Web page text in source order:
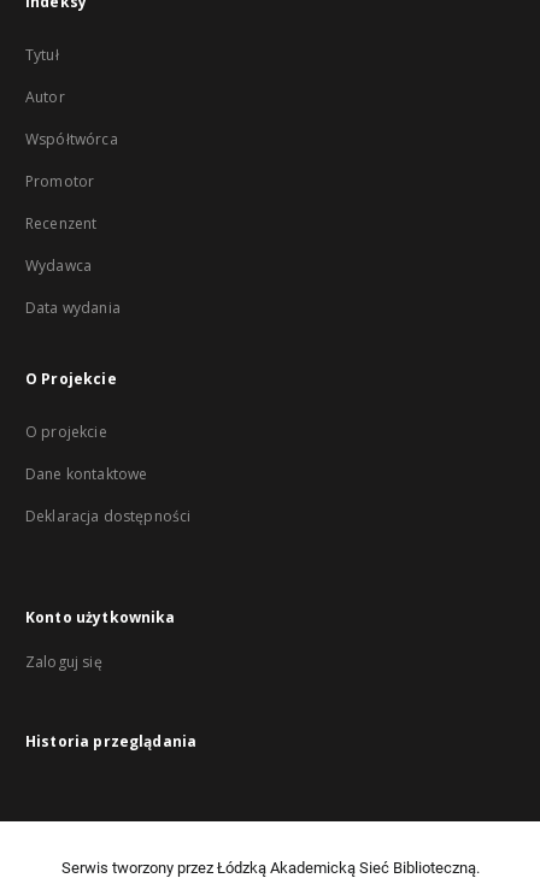
Tytuł
Autor
Współtwórca
Promotor
Recenzent
Wydawca
Data wydania
O Projekcie
O projekcie
Dane kontaktowe
Deklaracja dostępności
Konto użytkownika
Zaloguj się
Historia przeglądania
Serwis tworzony przez Łódzką Akademicką Sieć Biblioteczną.